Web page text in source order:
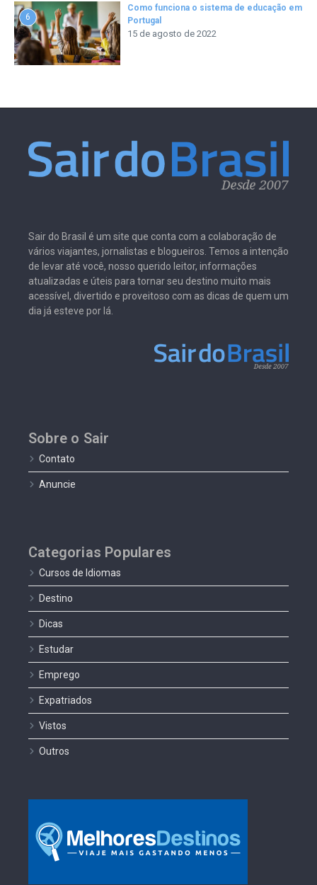
6
Como funciona o sistema de educação em
Portugal
15 de agosto de 2022
Sair do Brasil é um site que conta com a colaboração de
vários viajantes, jornalistas e blogueiros. Temos a intenção
de levar até você, nosso querido leitor, informações
atualizadas e úteis para tornar seu destino muito mais
acessível, divertido e proveitoso com as dicas de quem um
dia já esteve por lá.
Sobre o Sair
Contato
Anuncie
Categorias Populares
Cursos de Idiomas
Destino
Dicas
Estudar
Emprego
Expatriados
Vistos
Outros